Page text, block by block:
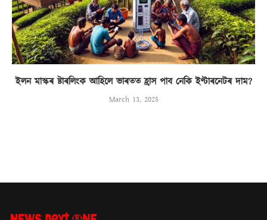
ইলন মাস্কৰ ষ্টাৰলিংক আহিলে ভাৰতত হ্ৰাস পাব নেকি ইণ্টাৰনেটৰ দাম?
March 13, 2025